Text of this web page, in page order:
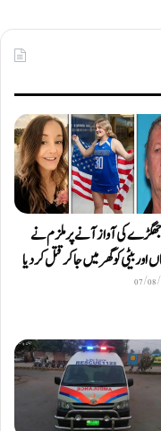
جھگڑے کی آواز آنے پر ملزم نے
اور بیٹی کو گھر میں جا کر قتل کر دیا
07/08/